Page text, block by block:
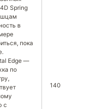
Spring
в
пока
Edge —
по
с
140